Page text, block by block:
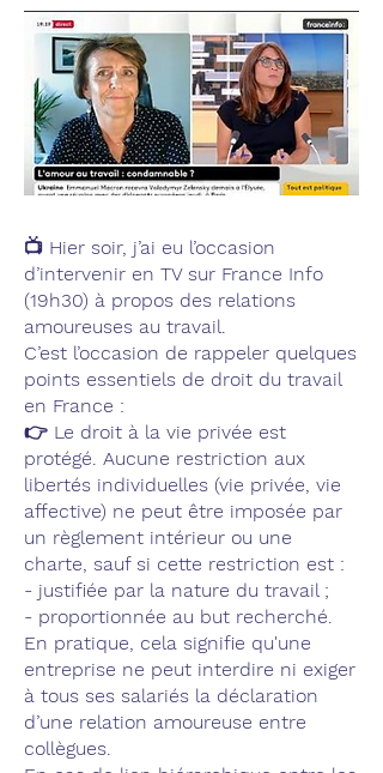
📺 Hier soir, j’ai eu l’occasion
d’intervenir en TV sur France Info
(19h30) à propos des relations
amoureuses au travail.
C’est l’occasion de rappeler quelques
points essentiels de droit du travail
en France :
👉 Le droit à la vie privée est
protégé. Aucune restriction aux
libertés individuelles (vie privée, vie
affective) ne peut être imposée par
un règlement intérieur ou une
charte, sauf si cette restriction est :
- justifiée par la nature du travail ;
- proportionnée au but recherché.
En pratique, cela signifie qu'une
entreprise ne peut interdire ni exiger
à tous ses salariés la déclaration
d’une relation amoureuse entre
collègues.